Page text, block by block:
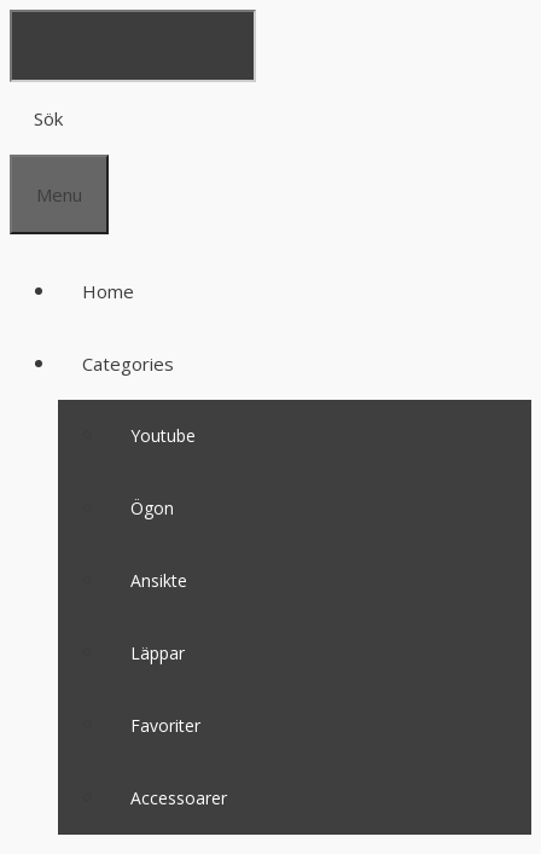
Sök
Menu
Home
Categories
Youtube
Ögon
Ansikte
Läppar
Favoriter
Accessoarer